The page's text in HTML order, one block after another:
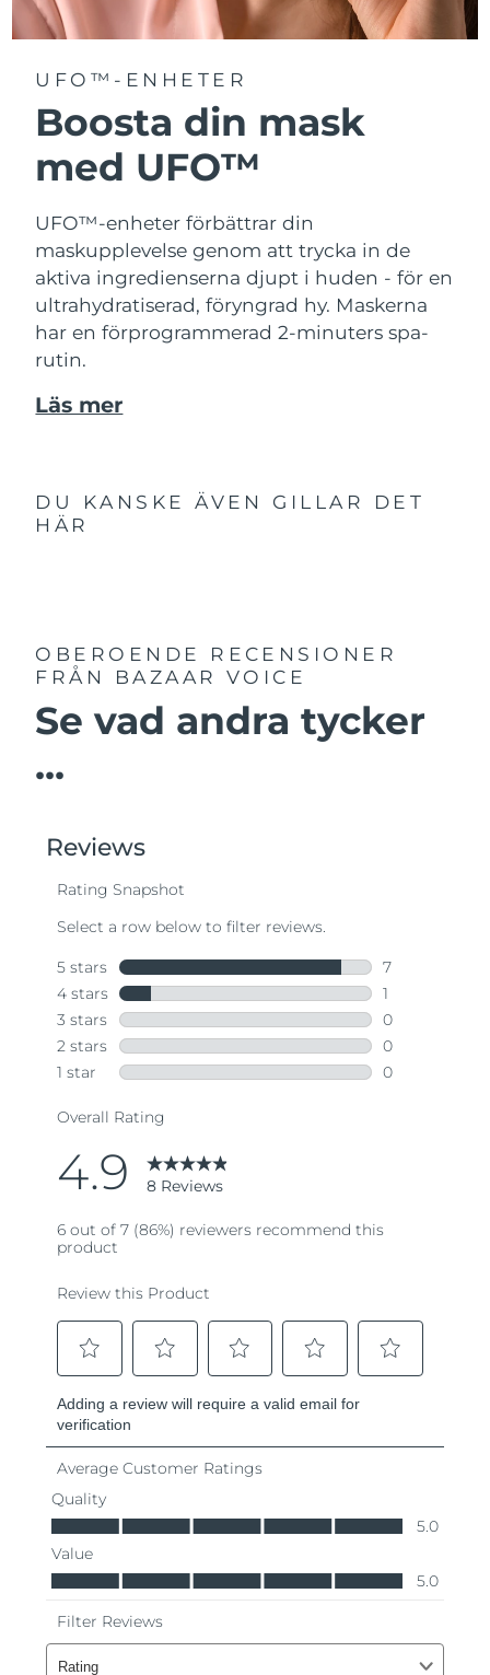
UFO™-ENHETER
Boosta din mask
med UFO™
UFO™-enheter förbättrar din
maskupplevelse genom att trycka in de
aktiva ingredienserna djupt i huden - för en
ultrahydratiserad, föryngrad hy. Maskerna
har en förprogrammerad 2-minuters spa-
rutin.
Läs mer
DU KANSKE ÄVEN GILLAR DET
HÄR
OBEROENDE RECENSIONER
FRÅN BAZAAR VOICE
Se vad andra tycker
...
Vietnam Förväntad leverans8/16/26